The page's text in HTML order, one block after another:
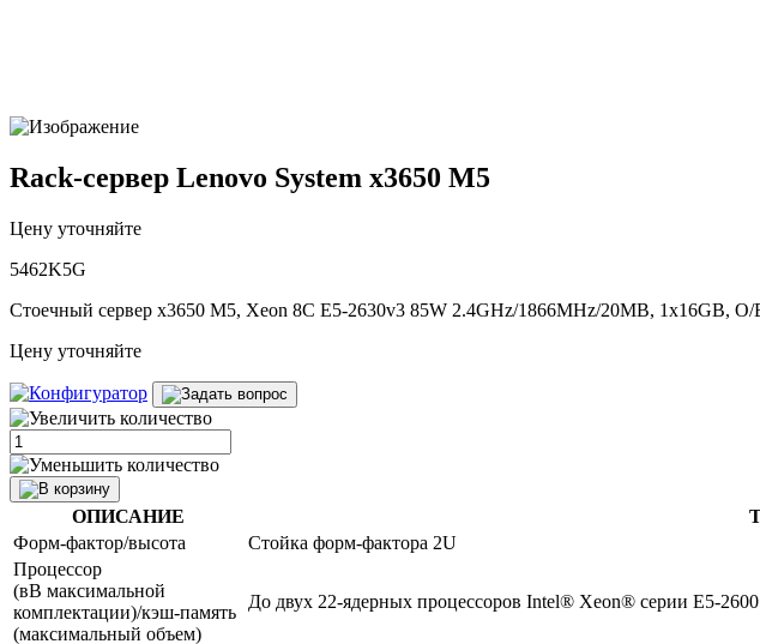
Rack-сервер Lenovo System x3650 M5
Цену уточняйте
5462K5G
Стоечный сервер x3650 M5, Xeon 8C E5-2630v3 85W 2.4GHz/1866MHz/20MB, 1x16GB,
Цену уточняйте
ОПИСАНИЕ
Форм-фактор/высота
Стойка форм-фактора 2U
Процессор
(вВ максимальной
комплектации)/кэш-память
(максимальный объем)
До двух 22-ядерных процессоров Intel® Xeon® серии E5-